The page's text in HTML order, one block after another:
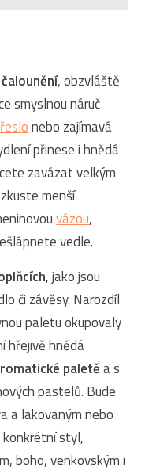
, obzvláště
smyslnou náruč
nebo zajímavá
přinese i hnědá
zavázat velkým
menší
vázou,
vedle.
, jako jsou
či závěsy. Narozdíl
paletu okupovaly
hřejivě hnědá
paletěa s
pastelů. Bude
a lakovaným nebo
konkrétní styl,
boho, venkovským i